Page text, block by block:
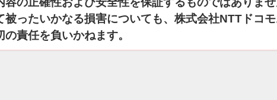
被ったいかなる損害についても、株式会社NTTドコ
責任を負いかねます。